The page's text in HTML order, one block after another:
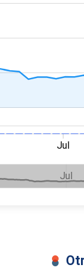
Jul
Jul